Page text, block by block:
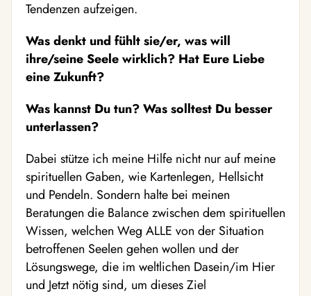
Tendenzen aufzeigen.
Was denkt und fühlt sie/er, was will
ihre/seine Seele wirklich? Hat Eure Liebe
eine Zukunft?
Was kannst Du tun? Was solltest Du besser
unterlassen?
Dabei stütze ich meine Hilfe nicht nur auf meine
spirituellen Gaben, wie Kartenlegen, Hellsicht
und Pendeln. Sondern halte bei meinen
Beratungen die Balance zwischen dem spirituellen
Wissen, welchen Weg ALLE von der Situation
betroffenen Seelen gehen wollen und der
Lösungswege, die im weltlichen Dasein/im Hier
und Jetzt nötig sind, um dieses Ziel